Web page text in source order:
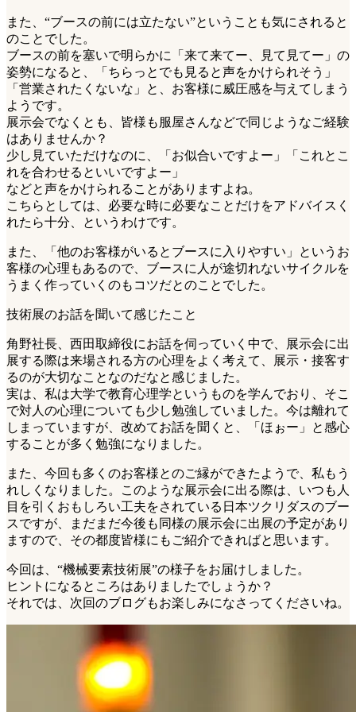
また、“ブースの前には立たない”ということも気にされると
のことでした。
ブースの前を塞いで明らかに「来て来てー、見て見てー」の
姿勢になると、「ちらっとでも見ると声をかけられそう」
「営業されたくないな」と、お客様に威圧感を与えてしまう
ようです。
展示会でなくとも、皆様も服屋さんなどで同じようなご経験
はありませんか？
少し見ていただけなのに、「お似合いですよー」「これとこ
れを合わせるといいですよー」
などと声をかけられることがありますよね。
こちらとしては、必要な時に必要なことだけをアドバイスく
れたら十分、というわけです。
また、「他のお客様がいるとブースに入りやすい」というお
客様の心理もあるので、ブースに人が途切れないサイクルを
うまく作っていくのもコツだとのことでした。
技術展のお話を聞いて感じたこと
角野社長、西田取締役にお話を伺っていく中で、展示会に出
展する際は来場される方の心理をよく考えて、展示・接客す
るのが大切なことなのだなと感じました。
実は、私は大学で教育心理学というものを学んでおり、そこ
で対人の心理についても少し勉強していました。今は離れて
しまっていますが、改めてお話を聞くと、「ほぉー」と感心
することが多く勉強になりました。
また、今回も多くのお客様とのご縁ができたようで、私もう
れしくなりました。このような展示会に出る際は、いつも人
目を引くおもしろい工夫をされている日本ツクリダスのブー
スですが、まだまだ今後も同様の展示会に出展の予定があり
ますので、その都度皆様にもご紹介できればと思います。
今回は、“機械要素技術展”の様子をお届けしました。
ヒントになるところはありましたでしょうか？
それでは、次回のブログもお楽しみになさってくださいね。